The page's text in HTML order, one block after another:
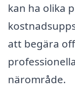
kan ha olika
att begära
närområde.